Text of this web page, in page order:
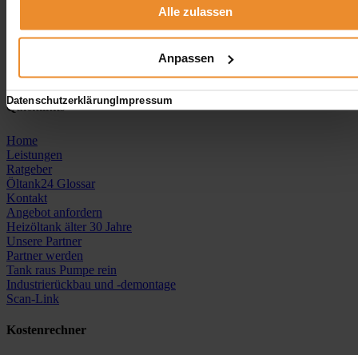
Alle zulassen
Anpassen
DatenschutzerklärungImpressum
Oeltank24.com
Quicklinks
Home
Leistungen
Ratgeber
Öltank24 Glossar
Kontakt
Angebot anfordern
Heizöltank älter 30 Jahre
Unsere Partner
Partner werden
Tank raus Pumpe rein
Industrierückbau und -demontage
Scan-Link
Kostenrechner